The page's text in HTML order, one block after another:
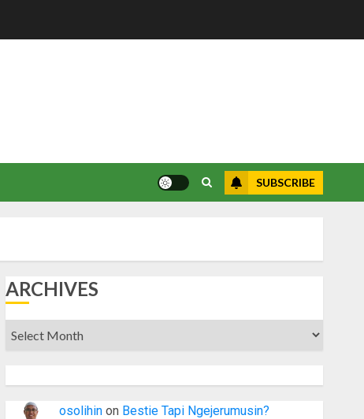
SUBSCRIBE
ARCHIVES
Archives
osolihinon Bestie Tapi Ngejerumusin?